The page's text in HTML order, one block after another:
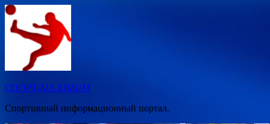
Перейти
содержимому
СПОРТ-MAXIMUM
Спортивный информационный портал.